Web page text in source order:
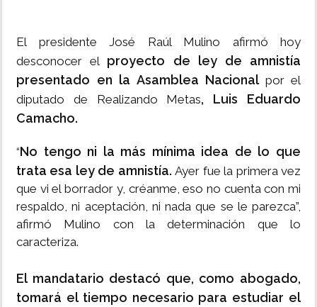
El presidente José Raúl Mulino afirmó hoy
desconocer el proyecto de ley de amnistía
presentado en la Asamblea Nacional por el
diputado de Realizando Metas, Luis Eduardo
Camacho.
“No tengo ni la más mínima idea de lo que
trata esa ley de amnistía.Ayer fue la primera vez
que vi el borrador y, créanme, eso no cuenta con mi
respaldo, ni aceptación, ni nada que se le parezca”,
afirmó Mulino con la determinación que lo
caracteriza.
El mandatario destacó que, como abogado,
tomará el tiempo necesario para estudiar el